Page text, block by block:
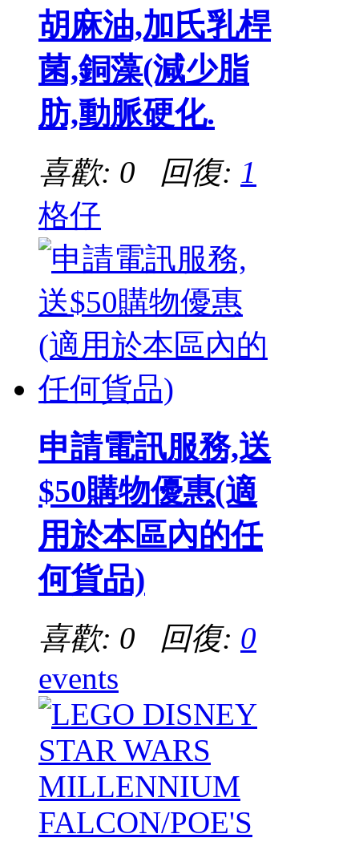
胡麻油,加氏乳桿
菌,銅藻(減少脂
肪,動脈硬化.
喜歡: 0 回復: 1
格仔
申請電訊服務,送
$50購物優惠(適
用於本區內的任
何貨品)
喜歡: 0 回復: 0
events